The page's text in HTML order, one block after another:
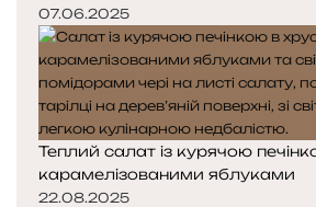
07.06.2025
Теплий салат із курячою
карамелізованими яблуками
22.08.2025